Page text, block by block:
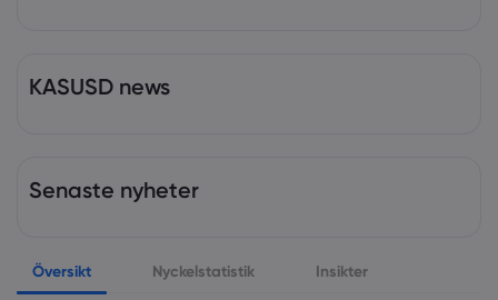
KASUSD news
Senaste nyheter
Översikt Nyckelstatistik Insikter